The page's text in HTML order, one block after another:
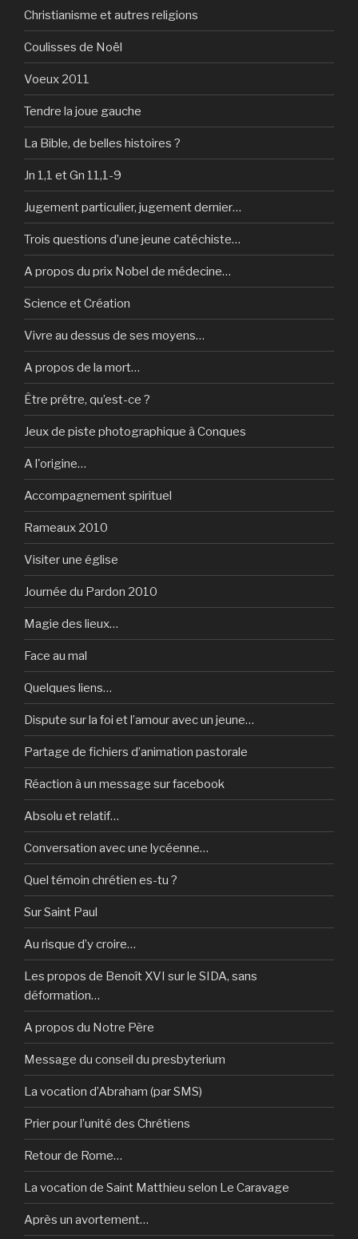
Christianisme et autres religions
Coulisses de Noël
Voeux 2011
Tendre la joue gauche
La Bible, de belles histoires ?
Jn 1,1 et Gn 11,1-9
Jugement particulier, jugement dernier…
Trois questions d’une jeune catéchiste…
A propos du prix Nobel de médecine…
Science et Création
Vivre au dessus de ses moyens…
A propos de la mort…
Être prêtre, qu’est-ce ?
Jeux de piste photographique à Conques
A l'origine…
Accompagnement spirituel
Rameaux 2010
Visiter une église
Journée du Pardon 2010
Magie des lieux…
Face au mal
Quelques liens…
Dispute sur la foi et l’amour avec un jeune…
Partage de fichiers d’animation pastorale
Réaction à un message sur facebook
Absolu et relatif…
Conversation avec une lycéenne…
Quel témoin chrétien es-tu ?
Sur Saint Paul
Au risque d’y croire…
Les propos de Benoît XVI sur le SIDA, sans
déformation…
A propos du Notre Père
Message du conseil du presbyterium
La vocation d’Abraham (par SMS)
Prier pour l’unité des Chrétiens
Retour de Rome…
La vocation de Saint Matthieu selon Le Caravage
Après un avortement…